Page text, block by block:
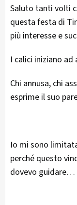
Saluto tanti volti
questa festa di
più interesse e
I calici iniziano ad
Chi annusa, chi
esprime il suo
Io mi sono
perché questo
dovevo guidare…